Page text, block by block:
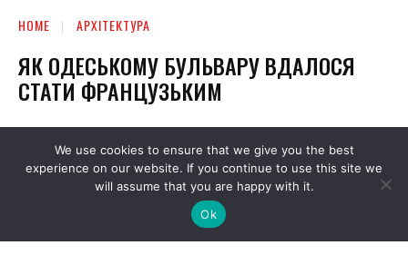
We use cookies to ensure that we give you the best
experience on our website. If you continue to use this site we
will assume that you are happy with it.
Ok